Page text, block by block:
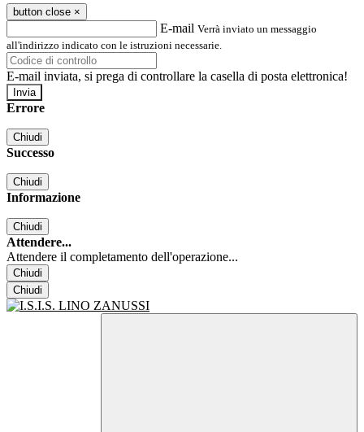
button close ×
E-mail Verrà inviato un messaggio
all'indirizzo indicato con le istruzioni necessarie.
E-mail inviata, si prega di controllare la casella di posta elettronica!
Errore
Chiudi
Successo
Chiudi
Informazione
Chiudi
Attendere...
Attendere il completamento dell'operazione...
Chiudi
Chiudi